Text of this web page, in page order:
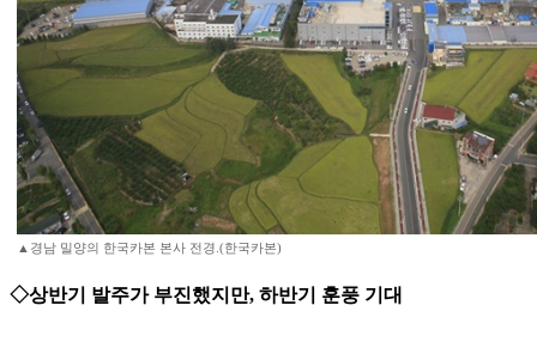
▲경남 밀양의 한국카본 본사 전경.(한국카본)
◇상반기 발주가 부진했지만, 하반기 훈풍 기대